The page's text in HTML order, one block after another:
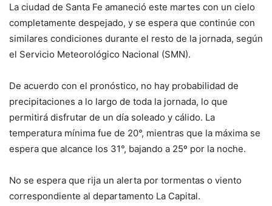
La ciudad de Santa Fe amaneció este martes con un cielo
completamente despejado, y se espera que continúe con
similares condiciones durante el resto de la jornada, según
el Servicio Meteorológico Nacional (SMN).
De acuerdo con el pronóstico, no hay probabilidad de
precipitaciones a lo largo de toda la jornada, lo que
permitirá disfrutar de un día soleado y cálido. La
temperatura mínima fue de 20°, mientras que la máxima se
espera que alcance los 31°, bajando a 25º por la noche.
No se espera que rija un alerta por tormentas o viento
correspondiente al departamento La Capital.